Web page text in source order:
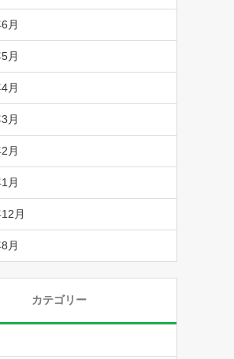
月
月
月
月
月
月
月
月
カテゴリー